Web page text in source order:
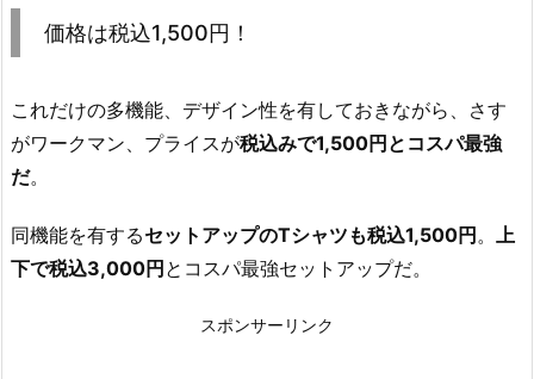
価格は税込1,500円！
これだけの多機能、デザイン性を有しておきながら、さす
がワークマン、プライスが税込みで1,500円とコスパ最強
だ。
同機能を有するセットアップのTシャツも税込1,500円。
上
下で税込3,000円とコスパ最強セットアップだ。
スポンサーリンク